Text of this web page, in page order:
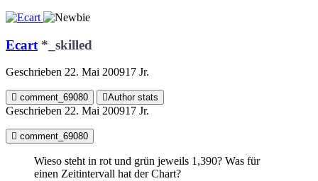
Ecart *_skilled
Geschrieben 22. Mai 200917 Jr.
comment_69080 Author stats
Geschrieben 22. Mai 200917 Jr.
comment_69080
Wieso steht in rot und grün jeweils 1,390? Was für
einen Zeitintervall hat der Chart?